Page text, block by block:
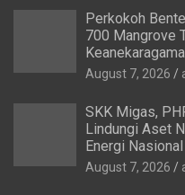
Perkokoh
700 Mangrove
August 7, 2026
SKK Migas,
Lindungi Aset
Energi Nasional
August 7, 2026